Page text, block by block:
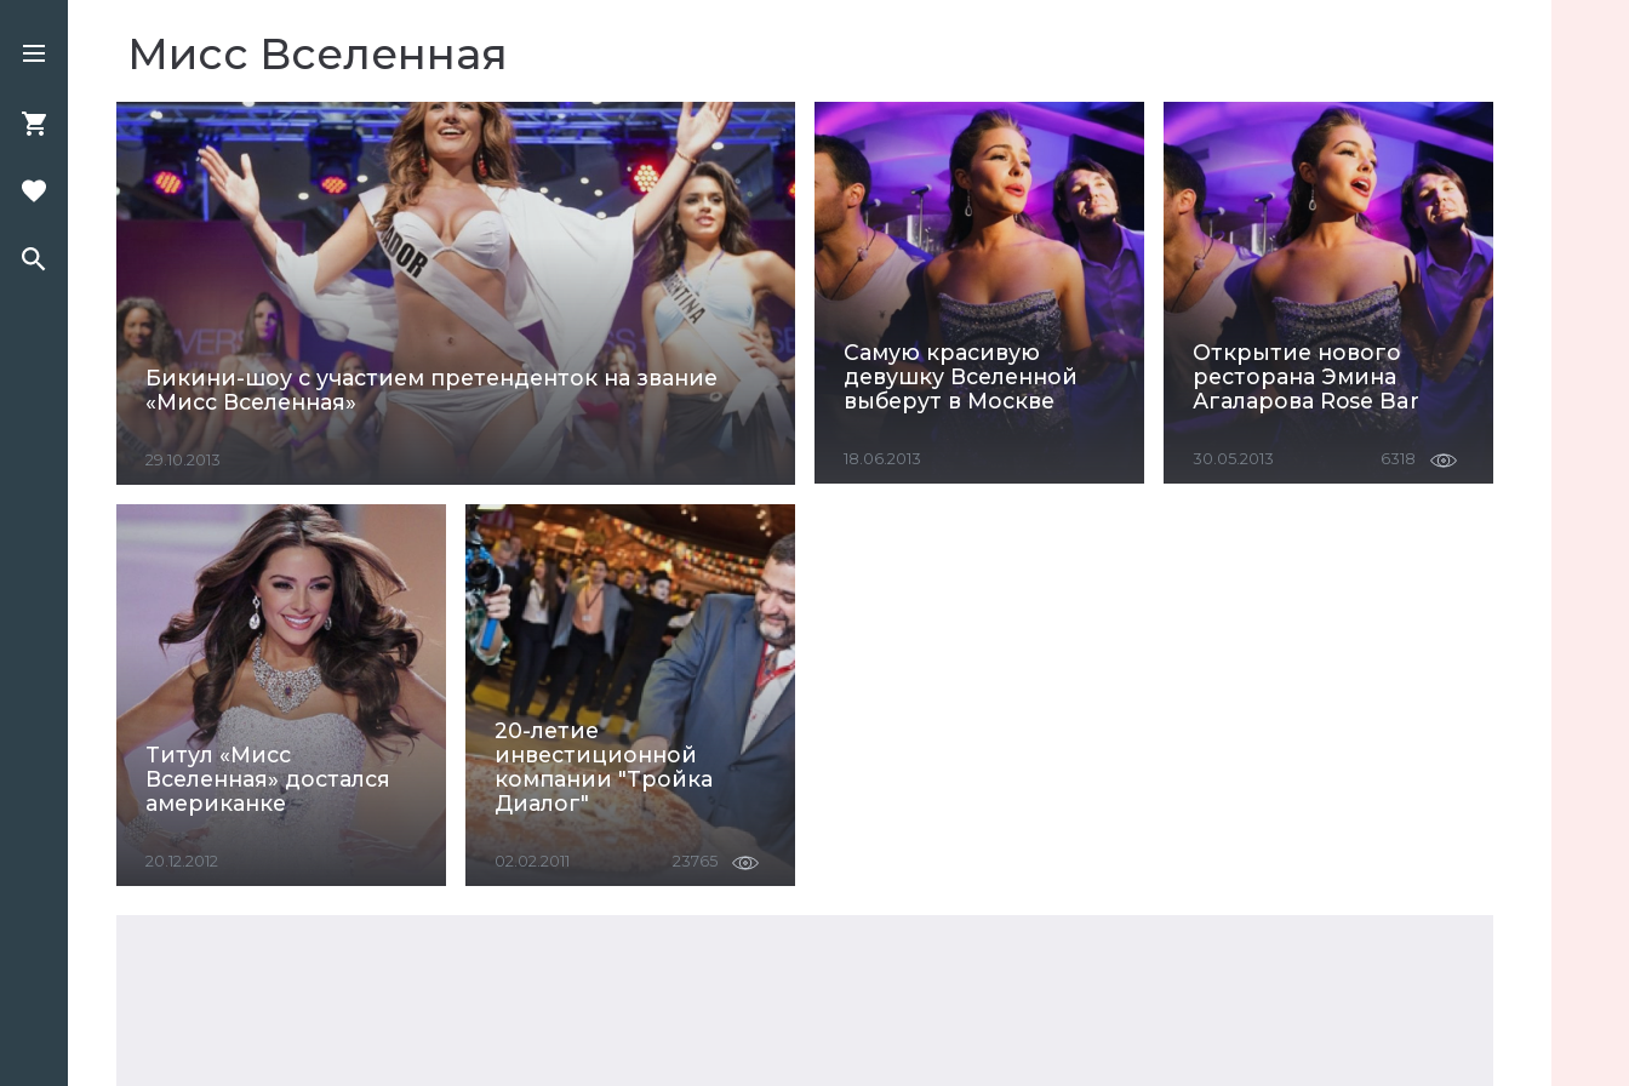
Мисс Вселенная
Бикини-шоу с участием претенденток на звание
«Мисс Вселенная»
29.10.2013
Самую красивую
девушку Вселенной
выберут в Москве
18.06.2013
Открытие нового
ресторана Эмина
Агаларова Rose Bar
30.05.2013 6318
Титул «Мисс
Вселенная» достался
американке
20.12.2012
20-летие
инвестиционной
компании "Тройка
Диалог"
02.02.2011 23765